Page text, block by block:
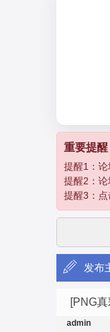
孽
传
重要提醒
提醒1：
提醒2：
提醒3：
发布
[PNG
admin